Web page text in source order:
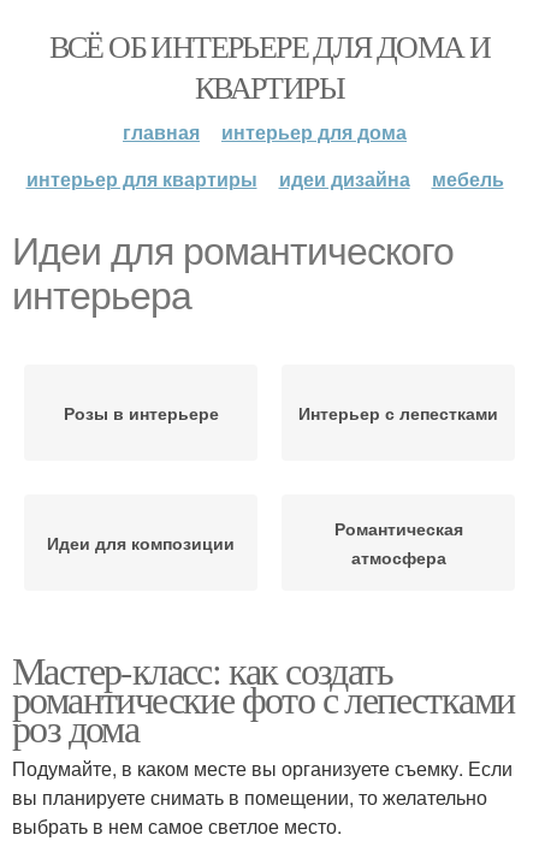
ВСЁ ОБ ИНТЕРЬЕРЕ ДЛЯ ДОМА И
КВАРТИРЫ
главная
интерьер для дома
интерьер для квартиры
идеи дизайна мебель
Идеи для романтического
интерьера
Розы в интерьере Интерьер с лепестками
Идеи для композиции
Романтическая
атмосфера
Мастер-класс: как создать
романтические фото с лепестками
роз дома
Подумайте, в каком месте вы организуете съемку. Если
вы планируете снимать в помещении, то желательно
выбрать в нем самое светлое место.